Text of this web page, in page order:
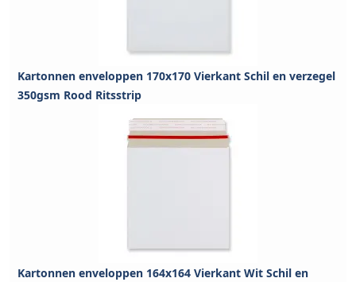
Kartonnen enveloppen 170x170 Vierkant Schil en verzegel
350gsm Rood Ritsstrip
Kartonnen enveloppen 164x164 Vierkant Wit Schil en